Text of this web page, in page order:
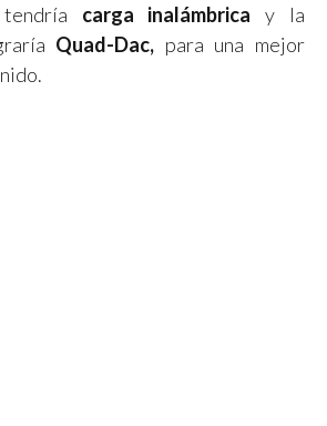
tendría carga inalámbrica y la
Quad-Dac, para una mejor